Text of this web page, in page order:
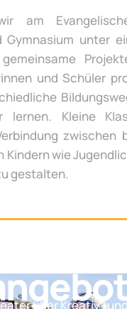
am
Gymnasium unter
und Schüler
lernen. Kleine
zwischen
Kindern wie
gestalten.
über Kreativ-